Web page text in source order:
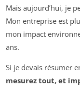
Mais aujourd’hui, je
Mon entreprise est
mon impact
ans.
Si je devais résumer
mesurez tout, et